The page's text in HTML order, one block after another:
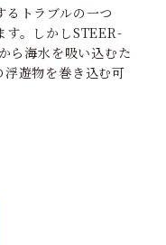
るトラブルの一つ
す。しかしSTEER-
ら海水を吸い込むた
遊物を巻き込む可